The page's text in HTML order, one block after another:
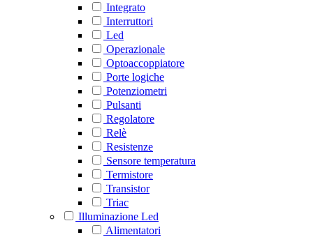
Integrato
Interruttori
Led
Operazionale
Optoaccoppiatore
Porte logiche
Potenziometri
Pulsanti
Regolatore
Relè
Resistenze
Sensore temperatura
Termistore
Transistor
Triac
Illuminazione Led
Alimentatori